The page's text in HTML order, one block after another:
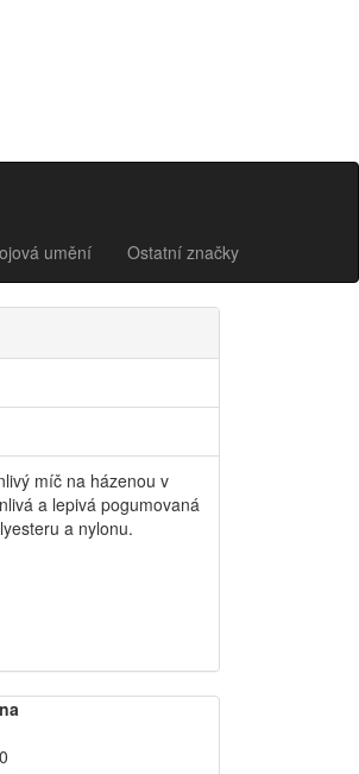
umění Ostatní značky
míč na házenou v
a lepivá pogumovaná
a nylonu.